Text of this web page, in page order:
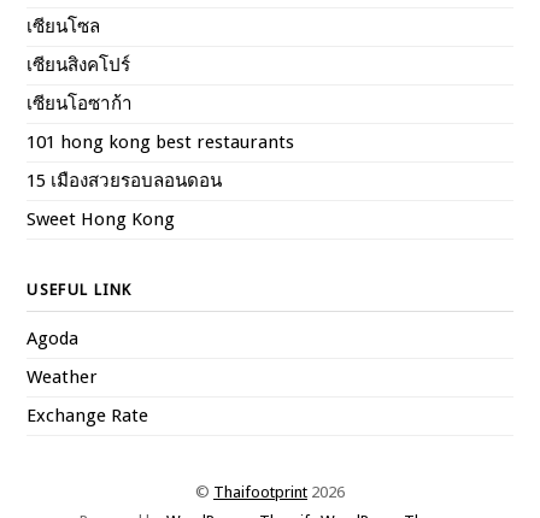
เซียนโซล
เซียนสิงคโปร์
เซียนโอซาก้า
101 hong kong best restaurants
15 เมืองสวยรอบลอนดอน
Sweet Hong Kong
USEFUL LINK
Agoda
Weather
Exchange Rate
© Thaifootprint 2026